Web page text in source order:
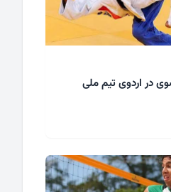
در اردوی تیم ملی